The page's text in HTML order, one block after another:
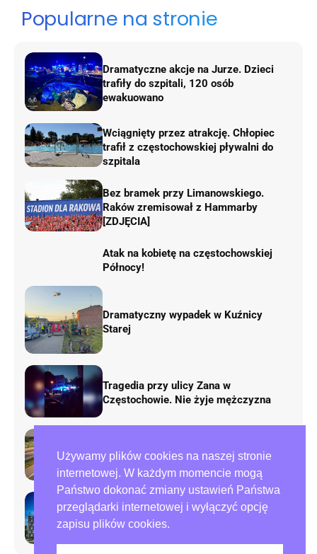
Używamy plików cookies na naszej stronie
internetowej. W każdym momencie mogą
Państwo dokonać zmiany ustawień Państwa
przeglądarki internetowej i wyłączyć opcję
zapisu plików cookies.
Popularne na stronie
Dramatyczne akcje na Jurze. Dzieci
trafiły do szpitali, 120 osób
ewakuowano
Wciągnięty przez atrakcję. Chłopiec
trafił z częstochowskiej pływalni do
szpitala
Bez bramek przy Limanowskiego.
Raków zremisował z Hammarby
[ZDJĘCIA]
Atak na kobietę na częstochowskiej
Północy!
Dramatyczny wypadek w Kuźnicy
Starej
Tragedia przy ulicy Zana w
Częstochowie. Nie żyje mężczyzna
autostradzie A1. Będą duże zmiany w
ruchu
Preparowanie kart w referendum.
Zawiadomienia do policji i ABW